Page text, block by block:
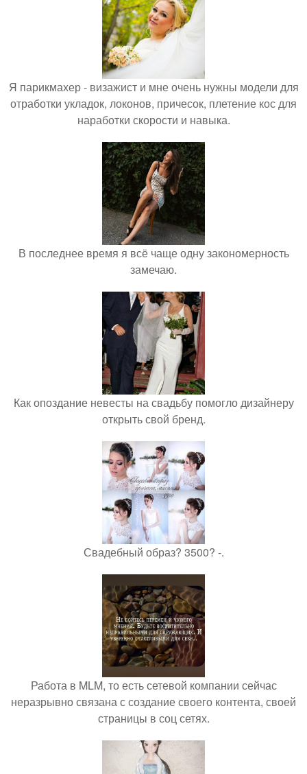
Я парикмахер - визажист и мне очень нужны модели для
отработки укладок, локонов, причесок, плетение кос для
наработки скорости и навыка.
В последнее время я всё чаще одну закономерность
замечаю.
Как опоздание невесты на свадьбу помогло дизайнеру
открыть свой бренд.
Свадебный образ? 3500? -.
Работа в MLM, то есть сетевой компании сейчас
неразрывно связана с создание своего контента, своей
страницы в соц сетях.